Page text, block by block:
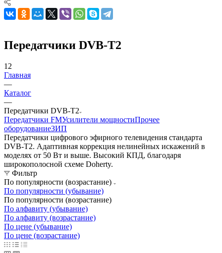
Передатчики DVB-T2
12
Главная
—
Каталог
—
Передатчики DVB-T2
Передатчики FMУсилители мощностиПрочее
оборудованиеЗИП
Передатчики цифрового эфирного телевидения стандарта
DVB-T2. Адаптивная коррекция нелинейных искажений в
моделях от 50 Вт и выше. Высокий КПД, благодаря
широкополосной схеме Doherty.
Фильтр
По популярности (возрастание)
По популярности (убывание)
По популярности (возрастание)
По алфавиту (убывание)
По алфавиту (возрастание)
По цене (убывание)
По цене (возрастание)